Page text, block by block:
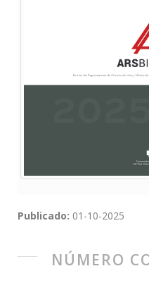
Publicado: 01-10-2025
NÚMERO